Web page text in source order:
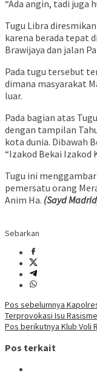
“Ada angin, tadi juga
Tugu Libra
karena berada tepat
Brawijaya dan jalan
Pada tugu tersebut
dimana masyarakat
luar.
Pada bagian atas
dengan tampilan
kota dunia. Dibawah
“Izakod Bekai Izakod
Tugu ini
pemersatu orang
Anim Ha. (Sayd
Sebarkan
Navigasi
pos
Pos sebelumnya
Terprovokasi Isu Rasisme
Pos berikutnya Klub Voli
Pos terkait